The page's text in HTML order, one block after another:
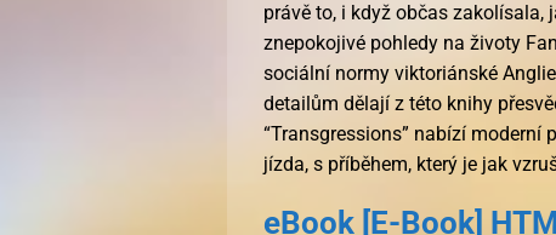
právě to, i když občas
znepokojivé pohledy na životy
sociální normy viktoriánské
detailům dělají z této knihy
“Transgressions” nabízí moderní
jízda, s příběhem, který je jak
eBook [E-Book]